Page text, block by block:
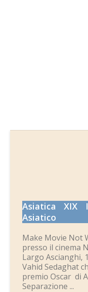
Asiatica XIX
Asiatico
Make Movie Not
presso il cinema
Largo Ascianghi,
Vahid Sedaghat
premio Oscar di
Separazione ...